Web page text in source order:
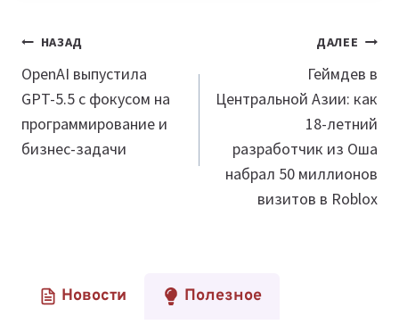
Навигация
по
записям
НАЗАД
OpenAI выпустила
GPT-5.5 с фокусом на
программирование и
бизнес-задачи
ДАЛЕЕ
Геймдев в
Центральной Азии: как
18-летний
разработчик из Оша
набрал 50 миллионов
визитов в Roblox
Новости Полезное